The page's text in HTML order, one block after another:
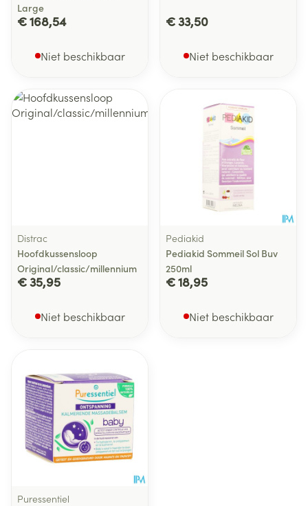
Large
€ 168,54
Niet beschikbaar
€ 33,50
Niet beschikbaar
Distrac
Hoofdkussensloop
Original/classic/millennium
€ 35,95
Niet beschikbaar
Pediakid
Pediakid Sommeil Sol Buv
250ml
€ 18,95
Niet beschikbaar
Puressentiel